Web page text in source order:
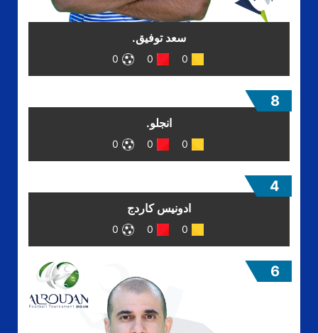
سعد توفيق.
0
0
0
انجلو.
0
0
0
8
ادونيس كاردج
0
0
0
4
6